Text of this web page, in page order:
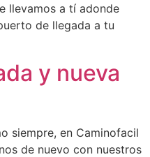
llevamos a tí adonde
de llegada a tu
y nueva
siempre, en Caminofacil
de nuevo con nuestros